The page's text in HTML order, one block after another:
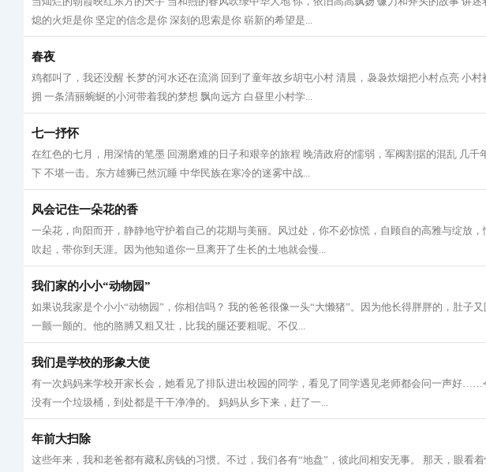
熄的火炬是你 坚定的信念是你 深刻的思索是你 崭新的希望是...
春夜
鸡都叫了，我还没醒 长梦的河水还在流淌 回到了童年故乡胡屯小村 清晨，袅袅炊烟把小村点亮 小村
拥 一条清丽蜿蜒的小河带着我的梦想 飘向远方 白昼里小村学...
七一抒怀
在红色的七月，用深情的笔墨 回溯磨难的日子和艰辛的旅程 晚清政府的懦弱，军阀割据的混乱 几千
下 不堪一击。东方雄狮已然沉睡 中华民族在寒冷的迷雾中战...
风会记住一朵花的香
一朵花，向阳而开，静静地守护着自己的花期与美丽。风过处，你不必惊慌，自顾自的高雅与绽放
吹起，带你到天涯。因为他知道你一旦离开了生长的土地就会慢...
我们家的小小“动物园”
如果说我家是个小小“动物园”，你相信吗？ 我的爸爸很像一头“大懒猪”。因为他长得胖胖的，肚子
一颤一颤的。他的胳膊又粗又壮，比我的腿还要粗呢。不仅...
我们是学校的形象大使
有一次妈妈来学校开家长会，她看见了排队进出校园的同学，看见了同学遇见老师都会问一声好……
没有一个垃圾桶，到处都是干干净净的。 妈妈从乡下来，赶了一...
年前大扫除
这些年来，我和老爸都有藏私房钱的习惯。不过，我们各有“地盘”，彼此间相安无事。 那天，眼看